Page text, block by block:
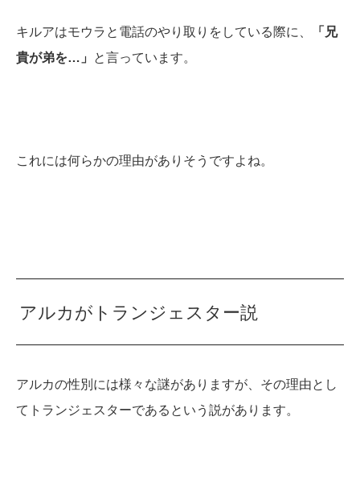
キルアはモウラと電話のやり取りをしている際に、
「兄
貴が弟を…」
と言っています。
これには何らかの理由がありそうですよね。
アルカがトランジェスター説
アルカの性別には様々な謎がありますが、その理由とし
てトランジェスターであるという説があります。